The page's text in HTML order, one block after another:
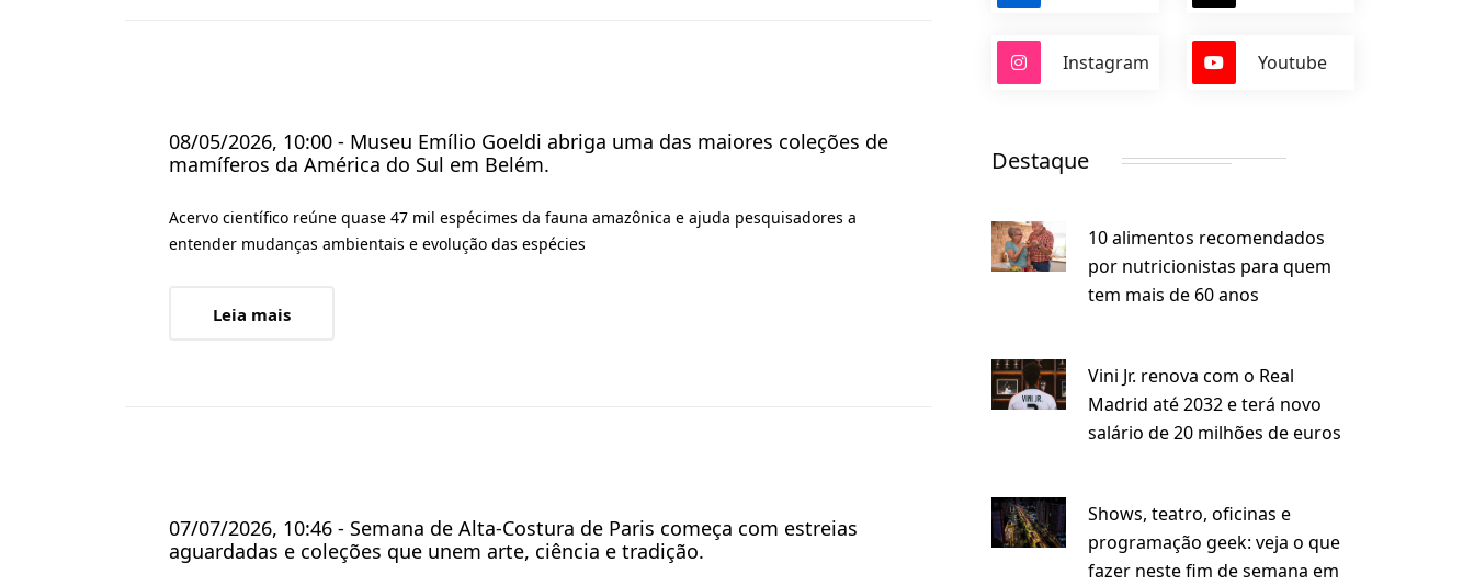
08/05/2026, 10:00 - Museu Emílio Goeldi abriga uma das maiores coleções de
mamíferos da América do Sul em Belém.
Acervo científico reúne quase 47 mil espécimes da fauna amazônica e ajuda pesquisadores a
entender mudanças ambientais e evolução das espécies
Leia mais
07/07/2026, 10:46 - Semana de Alta-Costura de Paris começa com estreias
aguardadas e coleções que unem arte, ciência e tradição.
Instagram Youtube
Destaque
10 alimentos recomendados
por nutricionistas para quem
tem mais de 60 anos
Vini Jr. renova com o Real
Madrid até 2032 e terá novo
salário de 20 milhões de euros
Shows, teatro, oficinas e
programação geek: veja o que
fazer neste fim de semana em